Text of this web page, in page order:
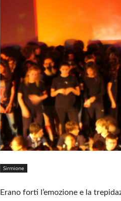
Sirmione
Erano forti l’emozione e la